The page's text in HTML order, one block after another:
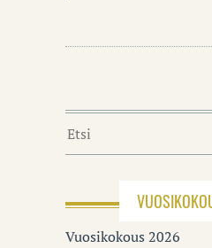
Vuosikokous 2026